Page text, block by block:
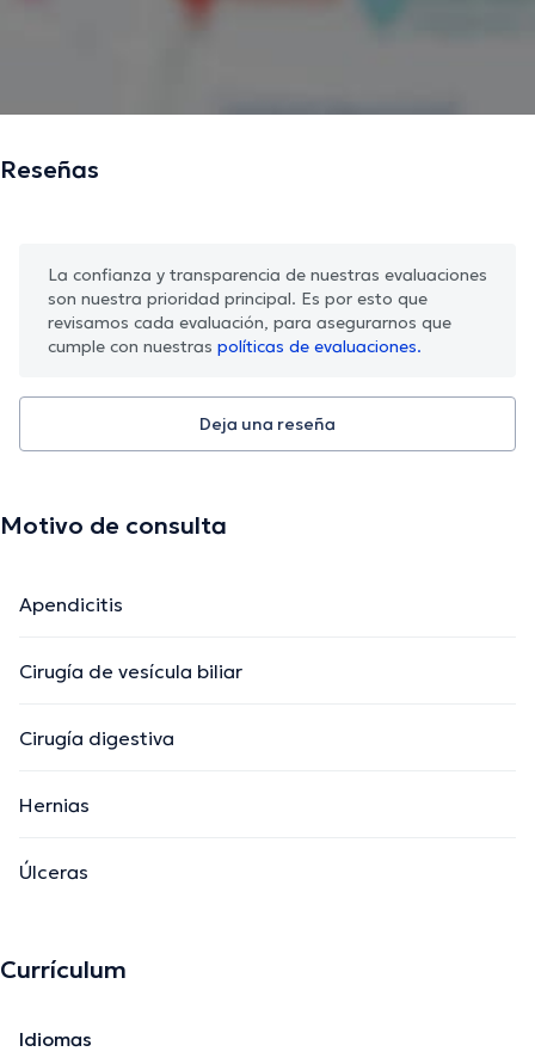
Reseñas
La confianza y transparencia de nuestras evaluaciones
son nuestra prioridad principal. Es por esto que
revisamos cada evaluación, para asegurarnos que
cumple con nuestras políticas de evaluaciones.
Deja una reseña
Motivo de consulta
Apendicitis
Cirugía de vesícula biliar
Cirugía digestiva
Hernias
Úlceras
Currículum
Idiomas